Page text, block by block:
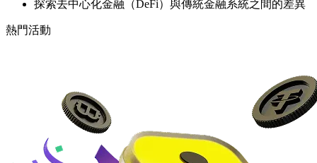
探索去中心化金融（DeFi）與傳統金融系統之間的差異
熱門活動